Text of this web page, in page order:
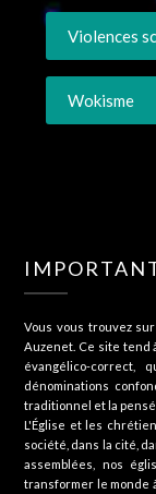
Violences
Wokisme
Vous vous trouvez
Auzenet. Ce site tend
évangélico-
dénominations
traditionnel et la
L'Église et les
société, dans la cité,
assemblées, nos
transformer le monde